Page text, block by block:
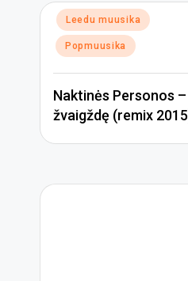
Posted
in
Leedu muusika
Popmuusika
Naktinės Personos
žvaigždę (remix